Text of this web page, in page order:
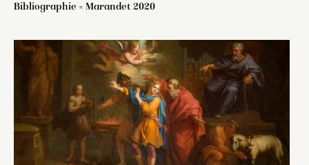
Bibliographie = Marandet 2020